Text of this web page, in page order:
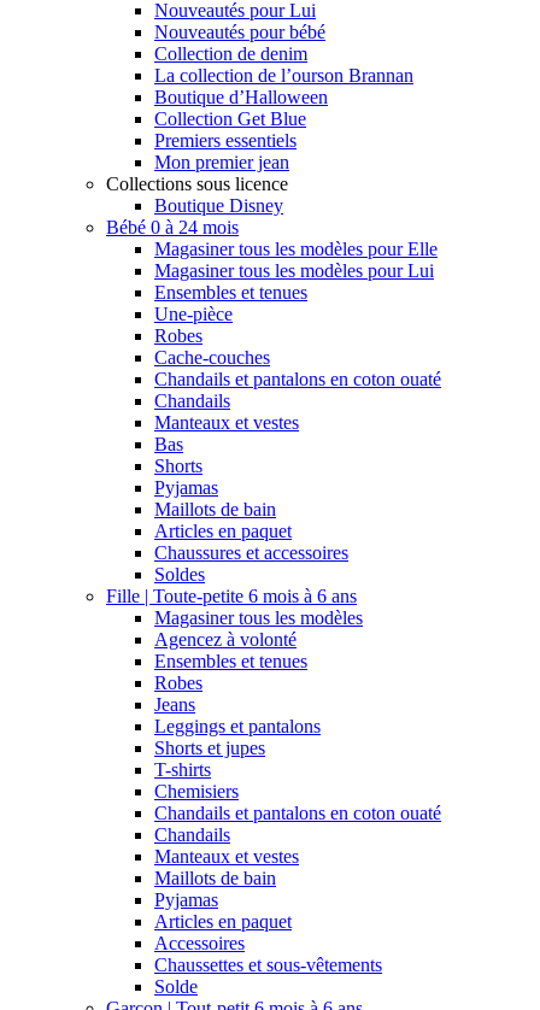
Nouveautés pour Lui
Nouveautés pour bébé
Collection de denim
La collection de l’ourson Brannan
Boutique d’Halloween
Collection Get Blue
Premiers essentiels
Mon premier jean
Collections sous licence
Boutique Disney
Bébé 0 à 24 mois
Magasiner tous les modèles pour Elle
Magasiner tous les modèles pour Lui
Ensembles et tenues
Une-pièce
Robes
Cache-couches
Chandails et pantalons en coton ouaté
Chandails
Manteaux et vestes
Bas
Shorts
Pyjamas
Maillots de bain
Articles en paquet
Chaussures et accessoires
Soldes
Fille | Toute-petite 6 mois à 6 ans
Magasiner tous les modèles
Agencez à volonté
Ensembles et tenues
Robes
Jeans
Leggings et pantalons
Shorts et jupes
T-shirts
Chemisiers
Chandails et pantalons en coton ouaté
Chandails
Manteaux et vestes
Maillots de bain
Pyjamas
Articles en paquet
Accessoires
Chaussettes et sous-vêtements
Solde